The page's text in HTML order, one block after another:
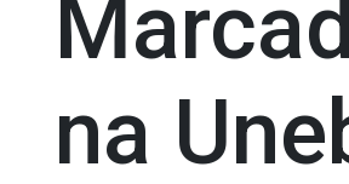
na